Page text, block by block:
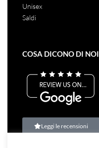
Unisex
Saldi
COSA DICONO DI NOI
Leggi le recensioni